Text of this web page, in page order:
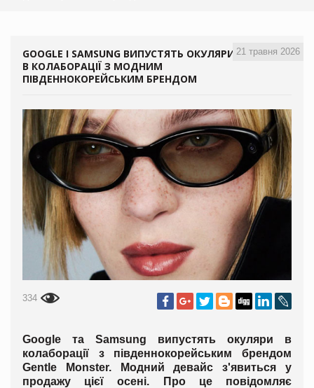
21 травня 2026
GOOGLE І SAMSUNG ВИПУСТЯТЬ ОКУЛЯРИ
В КОЛАБОРАЦІЇ З МОДНИМ
ПІВДЕННОКОРЕЙСЬКИМ БРЕНДОМ
334
Google та Samsung випустять окуляри в
колаборації з південнокорейським брендом
Gentle Monster. Модний девайс з'явиться у
продажу цієї осені. Про це повідомляє